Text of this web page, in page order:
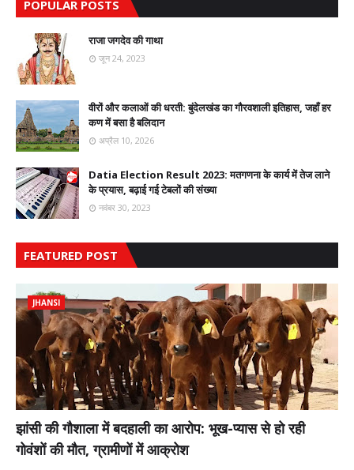
POPULAR POSTS
राजा जगदेव की गाथा
जून 24, 2023
वीरों और कलाओं की धरती: बुंदेलखंड का गौरवशाली इतिहास, जहाँ हर
कण में बसा है बलिदान
अप्रैल 10, 2026
Datia Election Result 2023: मतगणना के कार्य में तेज लाने
के प्रयास, बढ़ाई गई टेबलों की संख्या
नवंबर 30, 2023
FEATURED POST
JHANSI
झांसी की गौशाला में बदहाली का आरोप: भूख-प्यास से हो रही
गोवंशों की मौत, ग्रामीणों में आक्रोश